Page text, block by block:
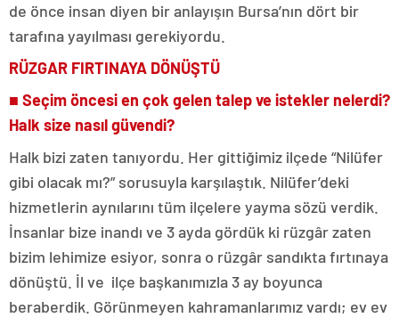
de önce insan diyen bir anlayışın Bursa’nın dört bir
tarafına yayılması gerekiyordu.
RÜZGAR FIRTINAYA DÖNÜŞTÜ
■ Seçim öncesi en çok gelen talep ve istekler nelerdi?
Halk size nasıl güvendi?
Halk bizi zaten tanıyordu. Her gittiğimiz ilçede “Nilüfer
gibi olacak mı?” sorusuyla karşılaştık. Nilüfer’deki
hizmetlerin aynılarını tüm ilçelere yayma sözü verdik.
İnsanlar bize inandı ve 3 ayda gördük ki rüzgâr zaten
bizim lehimize esiyor, sonra o rüzgâr sandıkta fırtınaya
dönüştü. İl ve ilçe başkanımızla 3 ay boyunca
beraberdik. Görünmeyen kahramanlarımız vardı; ev ev